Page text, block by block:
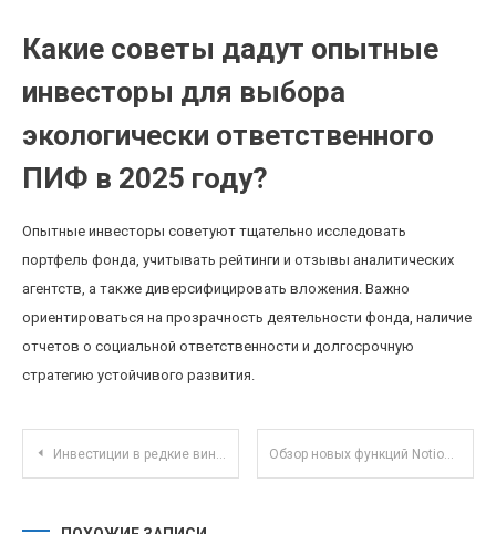
Какие советы дадут опытные
инвесторы для выбора
экологически ответственного
ПИФ в 2025 году?
Опытные инвесторы советуют тщательно исследовать
портфель фонда, учитывать рейтинги и отзывы аналитических
агентств, а также диверсифицировать вложения. Важно
ориентироваться на прозрачность деятельности фонда, наличие
отчетов о социальной ответственности и долгосрочную
стратегию устойчивого развития.
Навигация по записям
Инвестиции в редкие винтажные автомобили как альтернативный актив: перспективы и риски Обзор новых функций Notion для командной совместной работы и управления проектами